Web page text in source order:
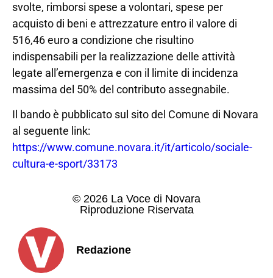
svolte, rimborsi spese a volontari, spese per
acquisto di beni e attrezzature entro il valore di
516,46 euro a condizione che risultino
indispensabili per la realizzazione delle attività
legate all’emergenza e con il limite di incidenza
massima del 50% del contributo assegnabile.
Il bando è pubblicato sul sito del Comune di Novara
al seguente link:
https://www.comune.novara.it/it/articolo/sociale-
cultura-e-sport/33173
© 2026 La Voce di Novara
Riproduzione Riservata
Redazione